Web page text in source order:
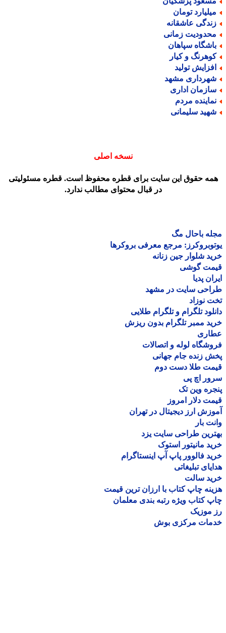
تومان
عاشقانه
زمانی
سپاهان
و کیار
تولید
مشهد
اداری
مردم
سلیمانی
نسخه اصلی
حقوق این سایت برای قطره محفوظ است. قطره مسئولیتی
در قبال محتوای مطالب ندارد.
باحال مگ
مرجع معرفی بروکرها
شلوار جین زنانه
گوشی
پدیا
سایت در مشهد
نوزاد
تلگرام و تلگرام طلایی
ممبر تلگرام بدون ریزش
لوله و اتصالات
زنده جام جهانی
طلا دست دوم
اچ پی
وین تک
دلار امروز
ارز دیجیتال در تهران
بار
طراحی سایت یزد
مانیتور استوک
فالوور پاپ آپ اینستاگرام
تبلیغاتی
سالت
چاپ کتاب با ارزان ترین قیمت
کتاب ویژه رتبه بندی معلمان
موزیک
مرکزی بوش